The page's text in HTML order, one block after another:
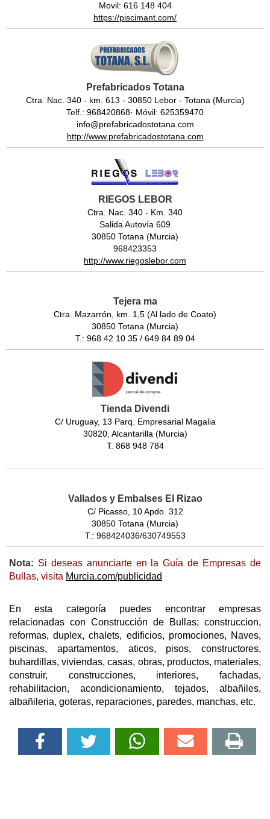
Movil: 616 148 404
https://piscimant.com/
Prefabricados Totana
Ctra. Nac. 340 - km. 613 - 30850 Lebor - Totana (Murcia)
Telf.: 968420868· Móvil: 625359470
info@prefabricadostotana.com
http://www.prefabricadostotana.com
RIEGOS LEBOR
Ctra. Nac. 340 - Km. 340
Salida Autovía 609
30850 Totana (Murcia)
968423353
http://www.riegoslebor.com
Tejera ma
Ctra. Mazarrón, km. 1,5 (Al lado de Coato)
30850 Totana (Murcia)
T.: 968 42 10 35 / 649 84 89 04
Tienda Divendi
C/ Uruguay, 13 Parq. Empresarial Magalia
30820, Alcantarilla (Murcia)
T. 868 948 784
Vallados y Embalses El Rizao
C/ Picasso, 10 Apdo. 312
30850 Totana (Murcia)
T.: 968424036/630749553
Nota: Si deseas anunciarte en la Guía de Empresas de
Bullas, visita Murcia.com/publicidad
En esta categoría puedes encontrar empresas
relacionadas con Construcción de Bullas; construccion,
reformas, duplex, chalets, edificios, promociones, Naves,
piscinas, apartamentos, aticos, pisos, constructores,
buhardillas, viviendas, casas, obras, productos, materiales,
construir, construcciones, interiores, fachadas,
rehabilitacion, acondicionamiento, tejados, albañiles,
albañileria, goteras, reparaciones, paredes, manchas, etc.